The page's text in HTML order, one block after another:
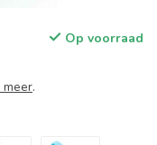
Op voorraad
meer.